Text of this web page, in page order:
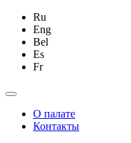
Ru
Eng
Bel
Es
Fr
О палате
Контакты